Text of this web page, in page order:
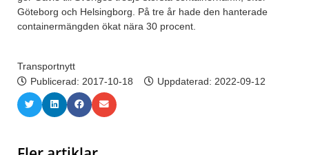
Göteborg och Helsingborg. På tre år hade den hanterade
containermängden ökat nära 30 procent.
Transportnytt
Publicerad: 2017-10-18 Uppdaterad: 2022-09-12